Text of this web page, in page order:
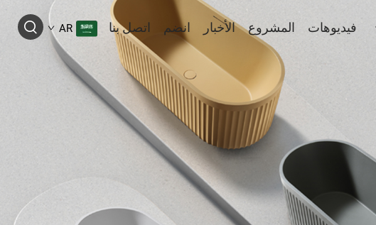
فيديوهات المشروع الأخبار انضم اتصل بنا AR